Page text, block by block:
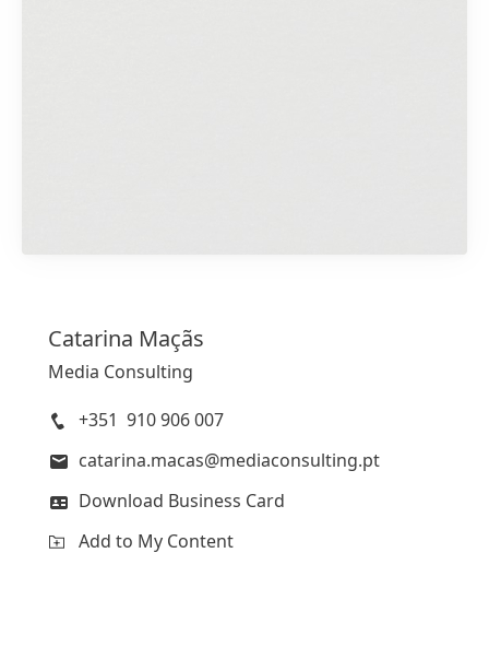
Catarina Maçãs
Media Consulting
+351 910 906 007
catarina.macas@mediaconsulting.pt
Download Business Card
Add to My Content